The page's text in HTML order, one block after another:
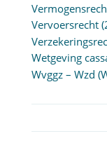
Vervoersrecht
Wetgeving
Wvggz – Wzd